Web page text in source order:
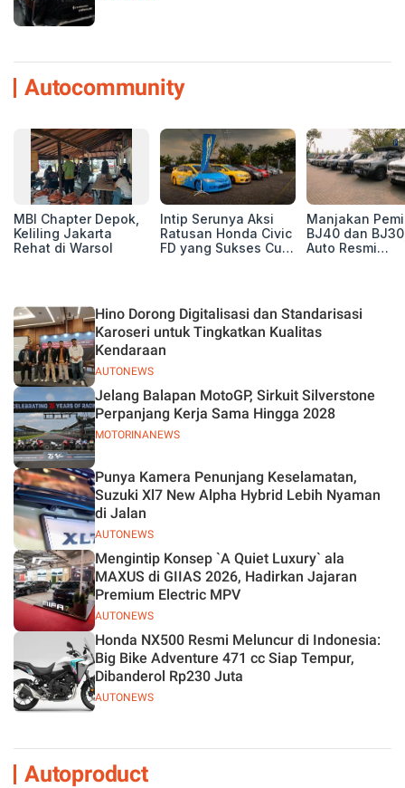
Autocommunity
MBI Chapter Depok,
Keliling Jakarta
Rehat di Warsol
Intip Serunya Aksi
Ratusan Honda Civic
FD yang Sukses Curi
Manjakan
BJ40 dan
Auto Resmi
AUTONEWS
Hino Dorong Digitalisasi dan Standarisasi
Karoseri untuk Tingkatkan Kualitas
Kendaraan
MOTORINANEWS
Jelang Balapan MotoGP, Sirkuit Silverstone
Perpanjang Kerja Sama Hingga 2028
AUTONEWS
Punya Kamera Penunjang Keselamatan,
Suzuki Xl7 New Alpha Hybrid Lebih Nyaman
di Jalan
AUTONEWS
Mengintip Konsep `A Quiet Luxury` ala
MAXUS di GIIAS 2026, Hadirkan Jajaran
Premium Electric MPV
AUTONEWS
Honda NX500 Resmi Meluncur di Indonesia:
Big Bike Adventure 471 cc Siap Tempur,
Dibanderol Rp230 Juta
Autoproduct